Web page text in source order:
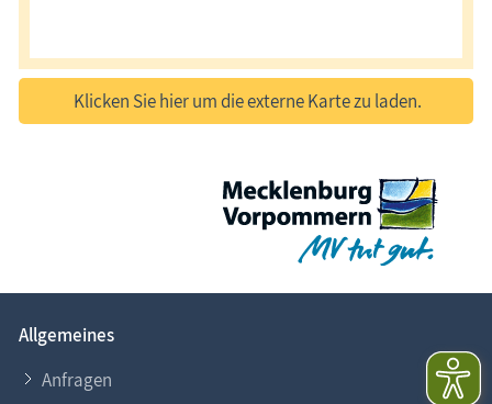
Klicken Sie hier um die externe Karte zu laden.
Allgemeines
Anfragen